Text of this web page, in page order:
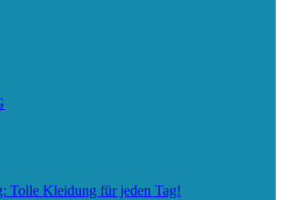
Tolle Kleidung für jeden Tag!